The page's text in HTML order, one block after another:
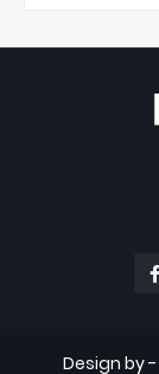
Design by -